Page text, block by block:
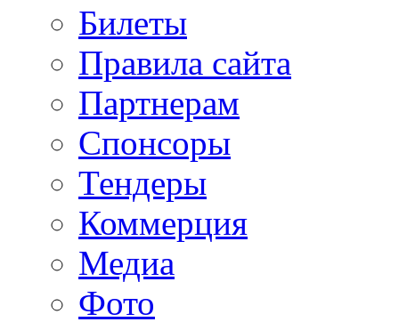
Билеты
Правила сайта
Партнерам
Спонсоры
Тендеры
Коммерция
Медиа
Фото